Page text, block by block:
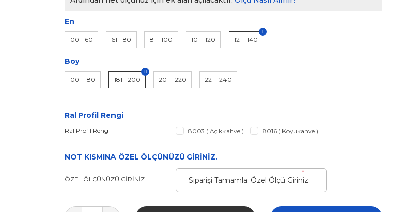
En
00 - 60 61 - 80 81 - 100 101 - 120 121 - 140
Boy
00 - 180 181 - 200 201 - 220 221 - 240
Ral Profil Rengi
Ral Profil Rengi 8003 ( Açıkkahve ) 8016 ( Koyukahve )
NOT KISMINA ÖZEL ÖLÇÜNÜZÜ GİRİNİZ.
ÖZEL ÖLÇÜNÜZÜ GİRİNİZ.
*